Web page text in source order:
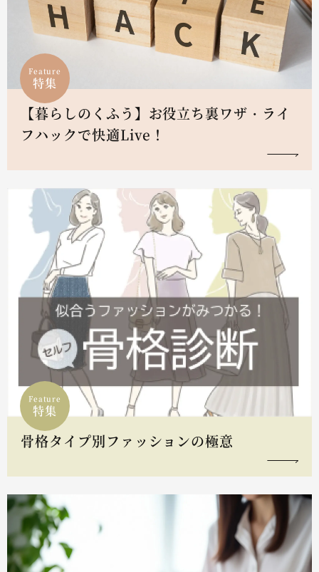
Feature
特集
【暮らしのくふう】お役立ち裏ワザ・ライ
フハックで快適Live！
Feature
特集
骨格タイプ別ファッションの極意